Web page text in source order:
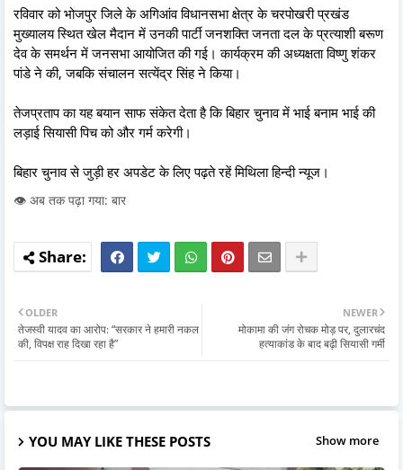
रविवार को भोजपुर जिले के अगिआंव विधानसभा क्षेत्र के चरपोखरी प्रखंड
मुख्यालय स्थित खेल मैदान में उनकी पार्टी जनशक्ति जनता दल के प्रत्याशी बरूण
देव के समर्थन में जनसभा आयोजित की गई। कार्यक्रम की अध्यक्षता विष्णु शंकर
पांडे ने की, जबकि संचालन सत्येंद्र सिंह ने किया।
तेजप्रताप का यह बयान साफ संकेत देता है कि बिहार चुनाव में भाई बनाम भाई की
लड़ाई सियासी पिच को और गर्म करेगी।
बिहार चुनाव से जुड़ी हर अपडेट के लिए पढ़ते रहें मिथिला हिन्दी न्यूज।
👁️ अब तक पढ़ा गया: बार
NEWER
मोकामा की जंग रोचक मोड़ पर, दुलारचंद
हत्याकांड के बाद बढ़ी सियासी गर्मी
OLDER
तेजस्वी यादव का आरोप: “सरकार ने हमारी नकल
की, विपक्ष राह दिखा रहा है”
YOU MAY LIKE THESE POSTS Show more